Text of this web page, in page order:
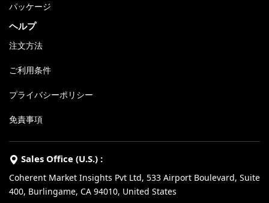
パッケージ
ヘルプ
注文方法
ご利用条件
プライバシーポリシー
免責事項
Sales Office (U.S.) :
Coherent Market Insights Pvt Ltd, 533 Airport Boulevard, Suite
400, Burlingame, CA 94010, United States